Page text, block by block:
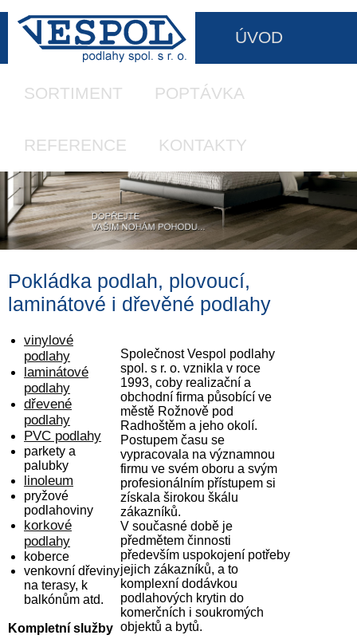
ÚVOD
SORTIMENT POPTÁVKA
REFERENCE KONTAKTY
Pokládka podlah, plovoucí,
laminátové i dřevěné podlahy
vinylové
podlahy
laminátové
podlahy
dřevené
podlahy
PVC podlahy
parkety a
palubky
linoleum
pryžové
podlahoviny
korkové
podlahy
koberce
venkovní dřeviny
na terasy, k
balkónům atd.
Kompletní služby
Společnost Vespol podlahy
spol. s r. o. vznikla v roce
1993, coby realizační a
obchodní firma působící ve
městě Rožnově pod
Radhoštěm a jeho okolí.
Postupem času se
vypracovala na významnou
firmu ve svém oboru a svým
profesionálním přístupem si
získala širokou škálu
zákazníků.
V současné době je
předmětem činnosti
především uspokojení potřeby
jejich zákazníků, a to
komplexní dodávkou
podlahových krytin do
komerčních i soukromých
objektů a bytů.